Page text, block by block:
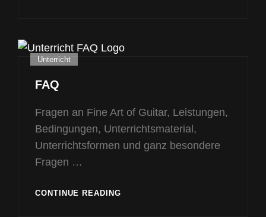
CatUnterricht
FAQ
Fragen an Fine Art of Guitar, Leistungen,
Bedingungen, Unterrichtsmaterial,
Unterrichtsformen und ganz besondere
Fragen …
CONTINUE READINGFAQ